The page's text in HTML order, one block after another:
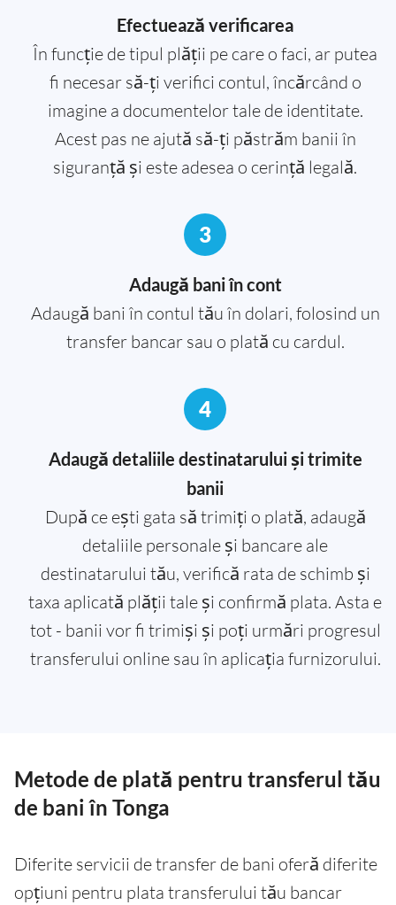
Efectuează verificarea
În funcție de tipul plății pe care o faci, ar putea
fi necesar să-ți verifici contul, încărcând o
imagine a documentelor tale de identitate.
Acest pas ne ajută să-ți păstrăm banii în
siguranță și este adesea o cerință legală.
3
Adaugă bani în cont
Adaugă bani în contul tău în dolari, folosind un
transfer bancar sau o plată cu cardul.
4
Adaugă detaliile destinatarului și trimite
banii
După ce ești gata să trimiți o plată, adaugă
detaliile personale și bancare ale
destinatarului tău, verifică rata de schimb și
taxa aplicată plății tale și confirmă plata. Asta e
tot - banii vor fi trimiși și poți urmări progresul
transferului online sau în aplicația furnizorului.
Metode de plată pentru transferul tău
de bani în Tonga
Diferite servicii de transfer de bani oferă diferite
opțiuni pentru plata transferului tău bancar